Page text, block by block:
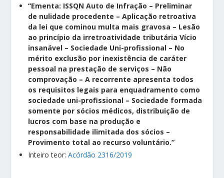
“Ementa: ISSQN Auto de Infração – Preliminar
de nulidade procedente – Aplicação retroativa
da lei que cominou multa mais gravosa – Lesão
ao princípio da irretroatividade tributária Vício
insanável – Sociedade Uni-profissional – No
mérito exclusão por inexistência de caráter
pessoal na prestação de serviços – Não
comprovação – A recorrente apresenta todos
os requisitos legais para enquadramento como
sociedade uni-profissional – Sociedade formada
somente por sócios médicos, distribuição de
lucros com base na produção e
responsabilidade ilimitada dos sócios –
Provimento total ao recurso voluntário.”
Inteiro teor:Acórdão 2316/2019